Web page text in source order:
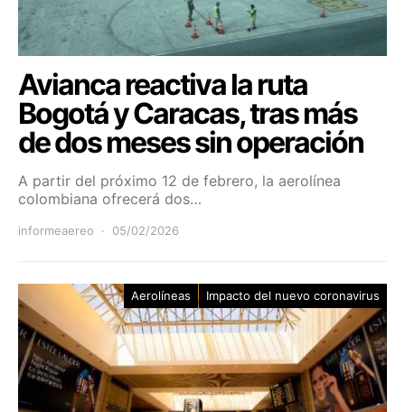
Avianca reactiva la ruta
Bogotá y Caracas, tras más
de dos meses sin operación
A partir del próximo 12 de febrero, la aerolínea
colombiana ofrecerá dos…
informeaereo 05/02/2026
Aerolíneas Impacto del nuevo coronavirus